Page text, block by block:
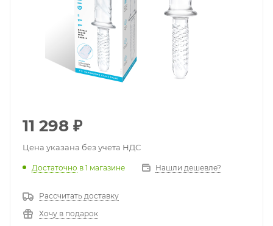
11 298 ₽
Цена указана без учета НДС
Достаточно в 1 магазине Нашли дешевле?
Рассчитать доставку
Хочу в подарок